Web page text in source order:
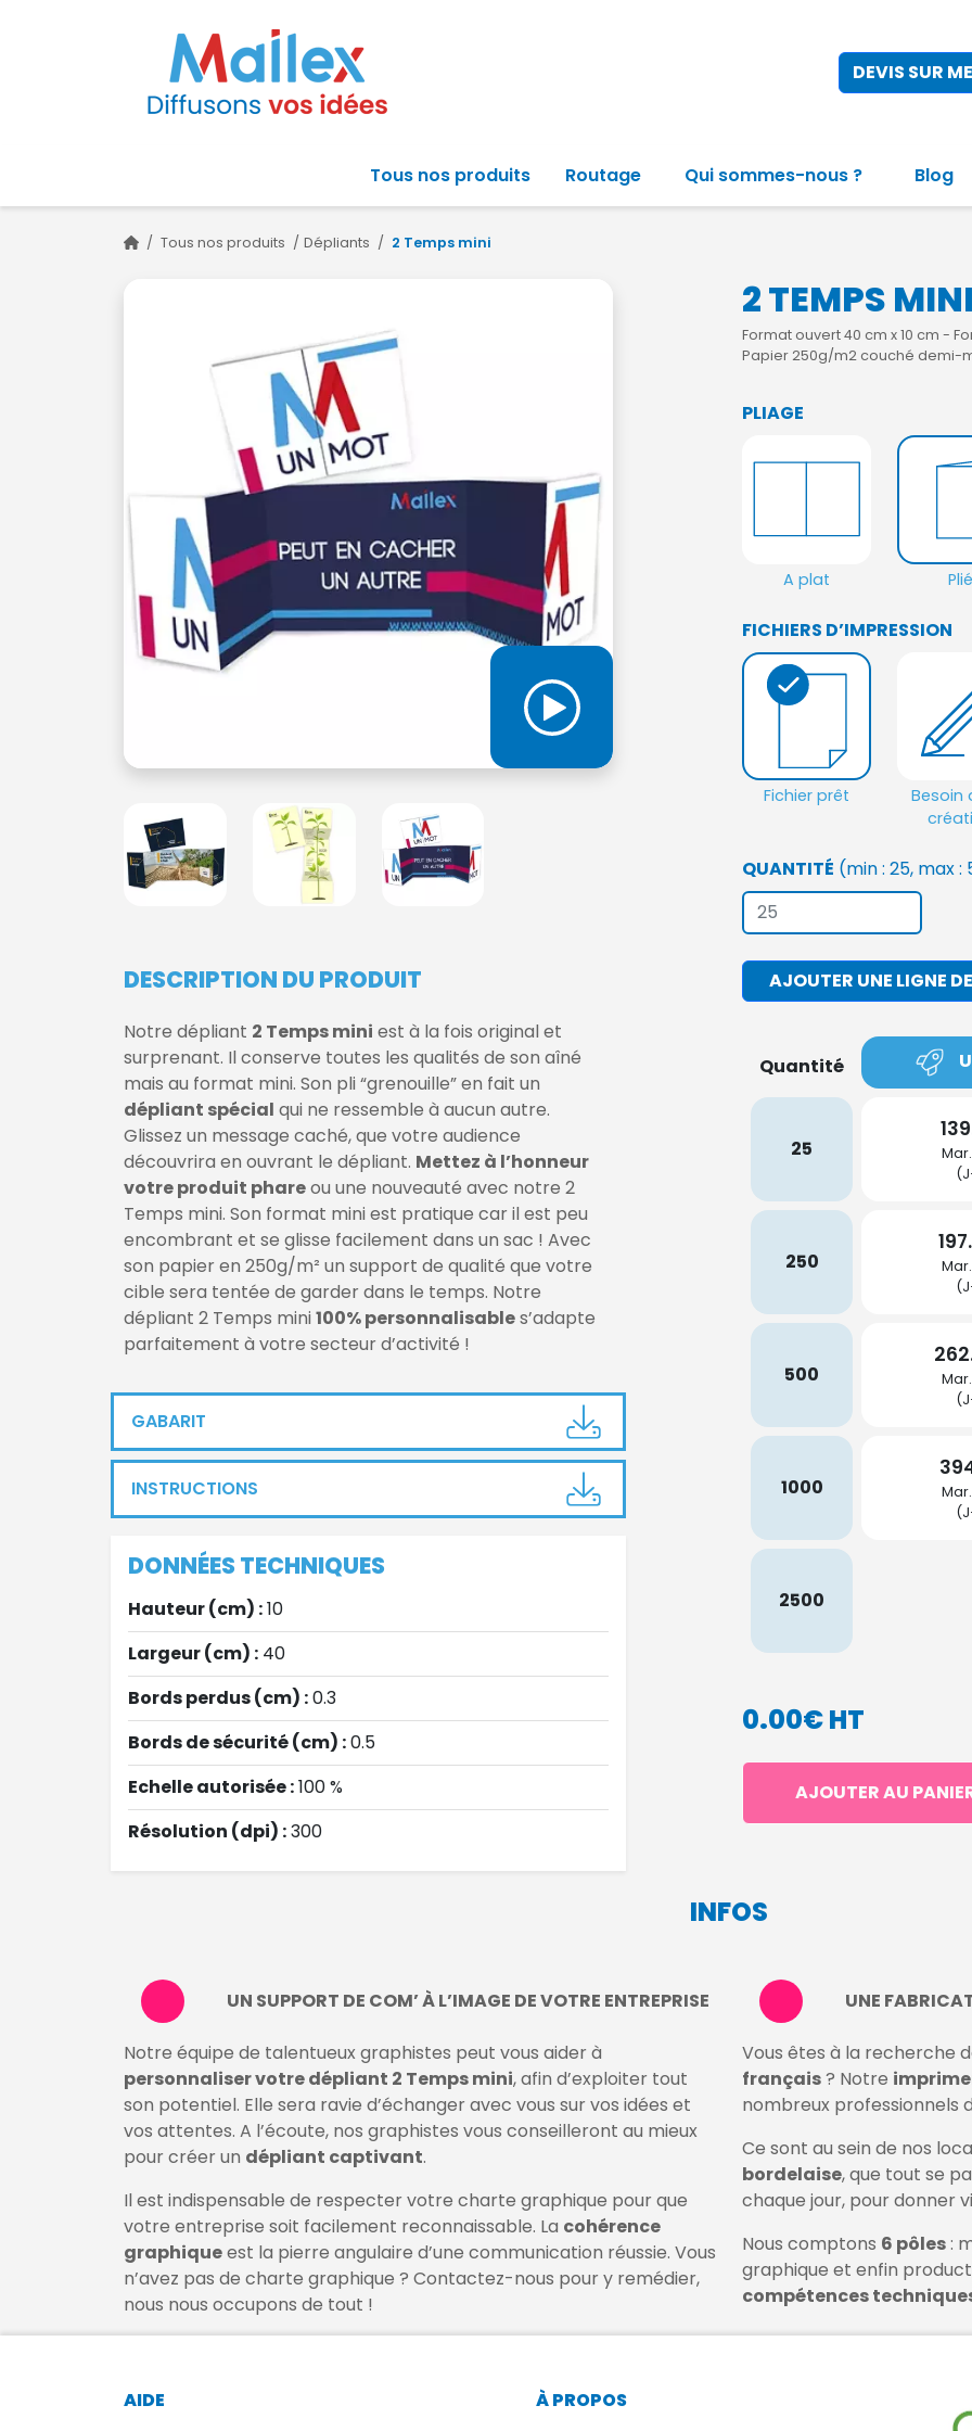
DEVIS SUR
Tous nos produits Routage Qui sommes-nous ? Blog
/ Tous nos produits / Dépliants / 2 Temps mini
DESCRIPTION DU PRODUIT
Notre dépliant 2 Temps mini est à la fois original et
surprenant. Il conserve toutes les qualités de son aîné
mais au format mini. Son pli “grenouille” en fait un
dépliant spécial qui ne ressemble à aucun autre.
Glissez un message caché, que votre audience
découvrira en ouvrant le dépliant. Mettez à l’honneur
votre produit phareou une nouveauté avec notre 2
Temps mini. Son format mini est pratique car il est peu
encombrant et se glisse facilement dans un sac ! Avec
son papier en 250g/m² un support de qualité que votre
cible sera tentée de garder dans le temps. Notre
dépliant 2 Temps mini100% personnalisables’adapte
parfaitement à votre secteur d’activité !
GABARIT
INSTRUCTIONS
DONNÉES TECHNIQUES
Hauteur (cm) :10
Largeur (cm) : 40
Bords perdus (cm) :0.3
Bords de sécurité (cm) :0.5
Echelle autorisée :100 %
Résolution (dpi) :300
2 TEMPS MINI
Format ouvert 40 cm x 10 cm -
Papier 250g/m2 couché demi-
PLIAGE
A plat Plié
FICHIERS D’IMPRESSION
Fichier prêt
Besoin
QUANTITÉ (min : 25, max :
Sélection de la fiche
AJOUTER UNE LIGNE
Quantité
25
250
500
1000
2500
0.00€ HT
AJOUTER AU
INFOS
UN SUPPORT DE COM’ À L’IMAGE DE VOTRE ENTREPRISE
Notre équipe de talentueux graphistes peut vous aider à
personnaliser votre dépliant 2 Temps mini, afin d’exploiter tout
son potentiel. Elle sera ravie d’échanger avec vous sur vos idées et
vos attentes. A l’écoute, nos graphistes vous conseilleront au mieux
pour créer un dépliant captivant.
Il est indispensable de respecter votre charte graphique pour que
votre entreprise soit facilement reconnaissable. La cohérence
graphiqueest la pierre angulaire d’une communication réussie. Vous
n’avez pas de charte graphique ? Contactez-nous pour y remédier,
nous nous occupons de tout !
UNE
Vous êtes à la recherche
français? Notre
nombreux professionnels
Ce sont au sein de nos
bordelaise, que tout se
chaque jour, pour donner
Nous comptons 6 pôles:
graphique et enfin
compétences
AIDE À PROPOS